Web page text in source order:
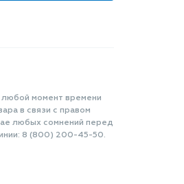
любой момент времени
в связи с правом
любых сомнений перед
8 (800) 200-45-50.